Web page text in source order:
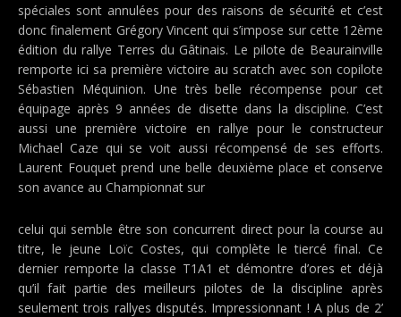
spéciales sont annulées pour des raisons de sécurité et c’est
donc finalement Grégory Vincent qui s’impose sur cette 12ème
édition du rallye Terres du Gâtinais. Le pilote de Beaurainville
remporte ici sa première victoire au scratch avec son copilote
Sébastien Méquinion. Une très belle récompense pour cet
équipage après 9 années de disette dans la discipline. C’est
aussi une première victoire en rallye pour le constructeur
Michael Caze qui se voit aussi récompensé de ses efforts.
Laurent Fouquet prend une belle deuxième place et conserve
son avance au Championnat sur
celui qui semble être son concurrent direct pour la course au
titre, le jeune Loïc Costes, qui complète le tiercé final. Ce
dernier remporte la classe T1A1 et démontre d’ores et déjà
qu’il fait partie des meilleurs pilotes de la discipline après
seulement trois rallyes disputés. Impressionnant ! A plus de 2’